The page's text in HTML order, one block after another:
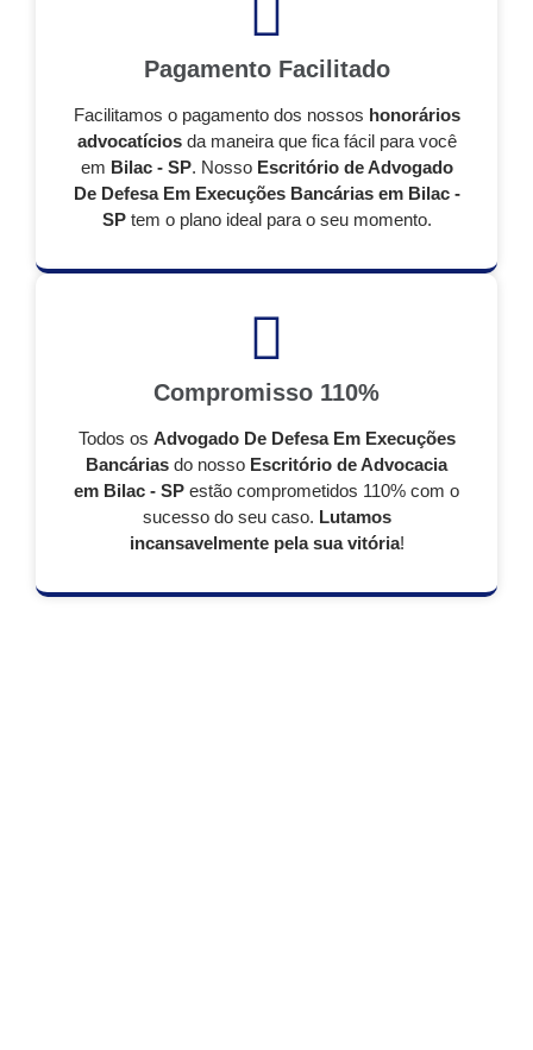
Pagamento Facilitado
Facilitamos o pagamento dos nossos honorários
advocatíciosda maneira que fica fácil para você
em Bilac - SP. Nosso Escritório de Advogado
De Defesa Em Execuções Bancárias em Bilac -
SPtem o plano ideal para o seu momento.
Compromisso 110%
Todos os Advogado De Defesa Em Execuções
Bancárias do nosso Escritório de Advocacia
em Bilac - SP estão comprometidos 110% com o
sucesso do seu caso. Lutamos
incansavelmente pela sua vitória!